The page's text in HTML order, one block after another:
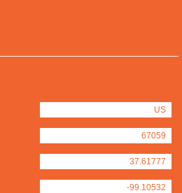
US
67059
37.61777
-99.10532